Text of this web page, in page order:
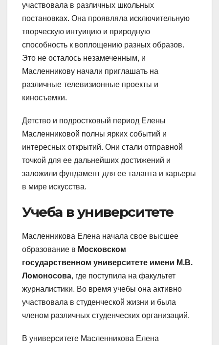
участвовала в различных школьных
постановках. Она проявляла исключительную
творческую интуицию и природную
способность к воплощению разных образов.
Это не осталось незамеченным, и
Масленникову начали приглашать на
различные телевизионные проекты и
киносъемки.
Детство и подростковый период Елены
Масленниковой полны ярких событий и
интересных открытий. Они стали отправной
точкой для ее дальнейших достижений и
заложили фундамент для ее таланта и карьеры
в мире искусства.
Учеба в университете
Масленникова Елена начала свое высшее
образование в Московском
государственном университете имени М.В.
Ломоносова, где поступила на факультет
журналистики. Во время учебы она активно
участвовала в студенческой жизни и была
членом различных студенческих организаций.
В университете Масленникова Елена